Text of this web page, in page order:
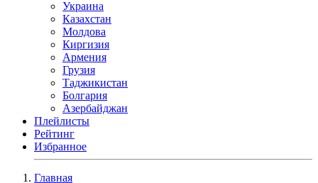
Украина
Казахстан
Молдова
Киргизия
Армения
Грузия
Таджикистан
Болгария
Азербайджан
Плейлисты
Рейтинг
Избранное
Главная